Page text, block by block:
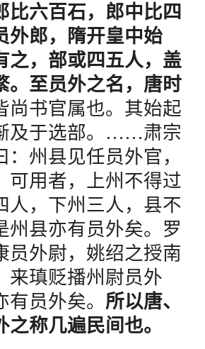
比六百石，郎中比四
外郎，隋开皇中始
之，部或四五人，盖
。至员外之名，唐时
尚书官属也。其始起
于选部。 ……肃宗
州县见任员外官，
可用者，上州不得过
人，下州三人，县不
州县亦有员外矣。罗
员外尉，姚绍之授南
来瑱贬播州尉员外
员外矣。 所以唐、
称几遍民间也。